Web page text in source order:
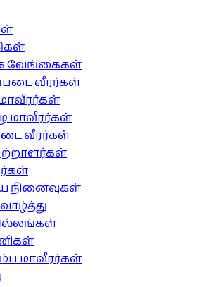
வேங்கைகள்
வீரர்கள்
மாவீரர்கள்
வீரர்கள்
மாவீரர்கள்